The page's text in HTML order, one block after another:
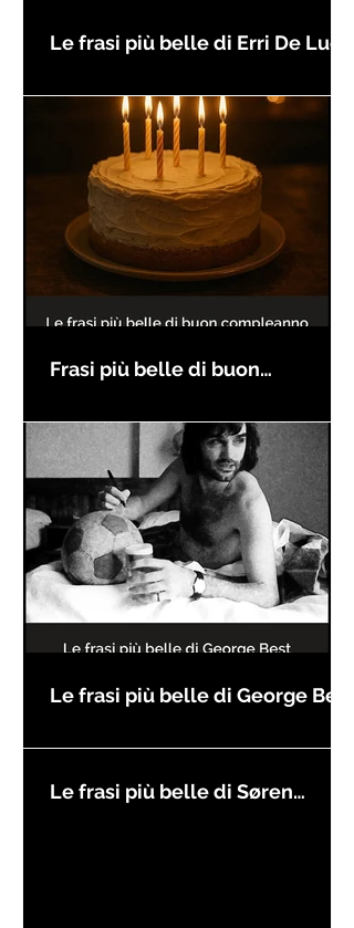
Le frasi più belle di Erri De Luca
Frasi più belle di buon
Le frasi più belle di George Best
Le frasi più belle di Søren